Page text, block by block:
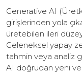
Generative AI
girişlerinden yola
üretebilen ileri
Geleneksel yapay
tahmin veya analiz
AI doğrudan yeni